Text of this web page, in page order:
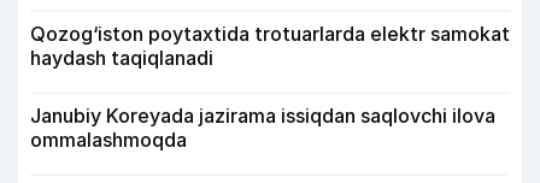
Qozog‘iston poytaxtida trotuarlarda elektr samokat
haydash taqiqlanadi
Janubiy Koreyada jazirama issiqdan saqlovchi ilova
ommalashmoqda